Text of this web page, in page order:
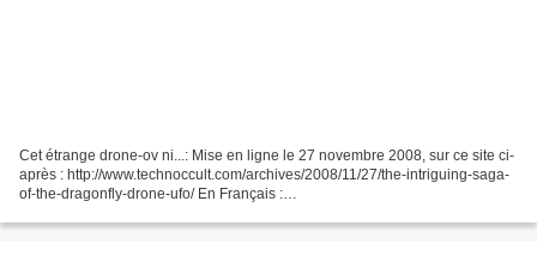
Cet étrange drone-ov ni...: Mise en ligne le 27 novembre 2008, sur ce site ci-
après : http://www.technoccult.com/archives/2008/11/27/the-intriguing-saga-
of-the-dragonfly-drone-ufo/ En Français :
dragonfly-drone-ufo/...